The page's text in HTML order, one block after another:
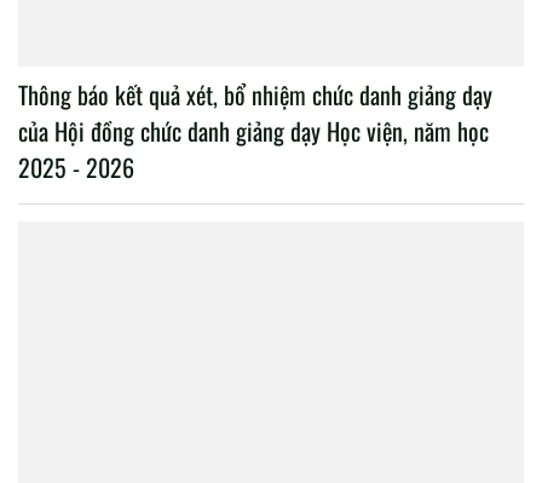
Thông báo kết quả xét, bổ nhiệm chức danh giảng dạy
của Hội đồng chức danh giảng dạy Học viện, năm học
2025 - 2026